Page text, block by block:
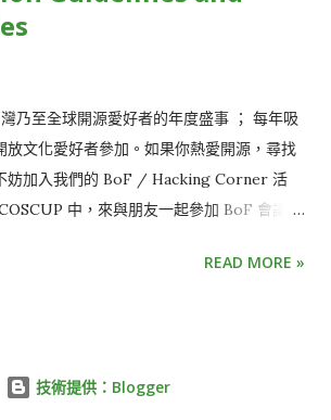
乃至全球開源愛好者的年度盛事 ； 每年吸
放文化愛好者參加。如果你熱愛開源，尋找
妨加入我們的 BoF / Hacking Corner 活
中，來與朋友一起參加 BoF 會議或
COSCUP 2026! BoF (Birds of Feather
享著那些只有“內行人”才懂的秘密。從未來
READ MORE »
技術提供：Blogger